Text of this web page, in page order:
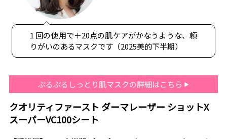
1 回の使用で＋20点の肌ケアがかなうような、頼
りがいのあるマスクです（2025美的下半期）
ぷるぷるしっとり肌マスクの詳細はこちら
クオリティファースト ダーマレーザー ショットX
スーパーVC100シート